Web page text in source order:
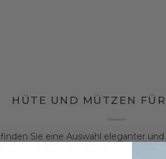
HÜTE UND MÜTZEN
finden Sie eine Auswahl eleganter